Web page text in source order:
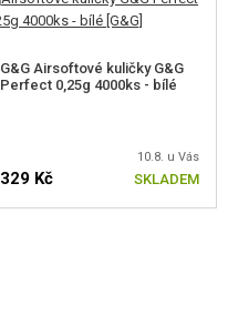
G&G Airsoftové kuličky G&G
Perfect 0,25g 4000ks - bílé
10.8. u Vás
329 Kč SKLADEM